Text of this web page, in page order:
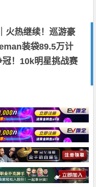
火热继续！巡游豪
装袋89.5万计
！10k明星挑战赛